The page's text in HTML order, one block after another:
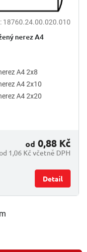
18760.24.00.020.010
nerez A4
A4 2x8
A4 2x10
A4 2x20
1,06 Kč včetně DPH
od 0,88 Kč
Detail